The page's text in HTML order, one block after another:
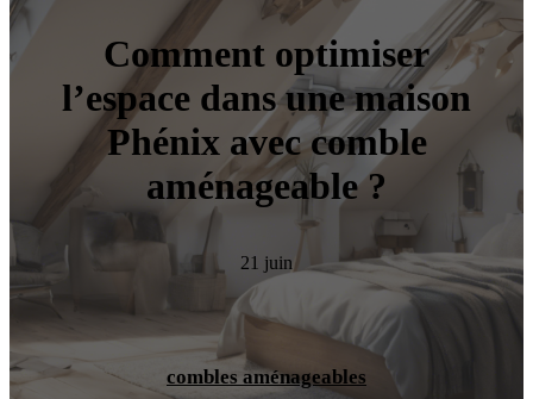
Comment optimiser
l’espace dans une maison
Phénix avec comble
aménageable ?
21 juin
combles aménageables